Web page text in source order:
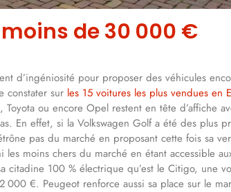
de 30 000 €
d’ingéniosité pour proposer des véhicules
constater sur les 15 voitures les plus vendues en
ou encore Opel restent en tête d’affiche
En effet, si la Volkswagen Golf a été des plus
pas du marché en proposant cette fois sa
moins chers du marché en étant accessible
100 % électrique qu’est le Citigo, une
€. Peugeot renforce aussi sa place sur le